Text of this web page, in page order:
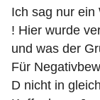
Ich sag nur ein
! Hier wurde
und was der
Für
D nicht in